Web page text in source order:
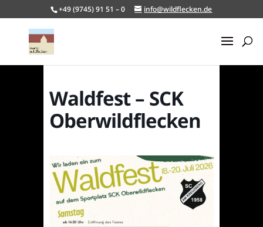
+49 (9745) 91 51 – 0 info@wildflecken.de
Waldfest – SCK
Oberwildflecken